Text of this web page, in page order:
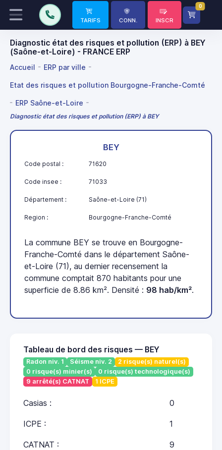
TARIFS CONN. INSCR
0
Diagnostic état des risques et pollution (ERP) à BEY
(Saône-et-Loire) - FRANCE ERP
Accueil ERP par ville
Etat des risques et pollution Bourgogne-Franche-Comté
ERP Saône-et-Loire
Diagnostic état des risques et pollution (ERP) à BEY
BEY
Code postal : 71620
Code insee : 71033
Département : Saône-et-Loire (71)
Region : Bourgogne-Franche-Comté
La commune BEY se trouve en Bourgogne-
Franche-Comté dans le département Saône-
et-Loire (71), au dernier recensement la
commune comptait 870 habitants pour une
superficie de 8.86 km². Densité : 98 hab/km².
Tableau de bord des risques — BEY
Radon niv. 1 Séisme niv. 2
2 risque(s) naturel(s)
0 risque(s) minier(s)
0 risque(s) technologique(s)
9 arrêté(s) CATNAT
1 ICPE
Casias : 0
ICPE : 1
CATNAT : 9